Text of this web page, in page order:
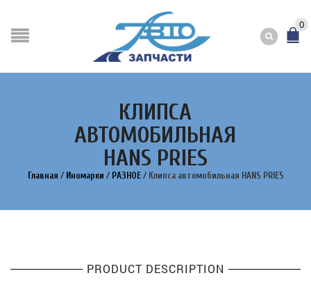
0
КЛИПСА
АВТОМОБИЛЬНАЯ
HANS PRIES
Главная / Иномарки / РАЗНОЕ / Клипса автомобильная HANS PRIES
PRODUCT DESCRIPTION